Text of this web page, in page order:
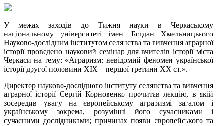
У межах заходів до Тижня науки в Черкаському
національному університеті імені Богдан Хмельницького
Науково-дослідним інститутом селянства та вивчення аграрної
історії проведено науковий семінар для вчителів історії міста
Черкаси на тему: «Аграризм: невідомий феномен української
історії другої половини ХІХ – першої третини ХХ ст.».
Директор науково-дослідного інституту селянства та вивчення
аграрної історії Сергій Корновенко прочитав лекцію, в якій
зосередив увагу на європейському аграризмі загалом і
українському зокрема, розумінні його сучасниками і
сучасними дослідниками; причинах появи європейського та